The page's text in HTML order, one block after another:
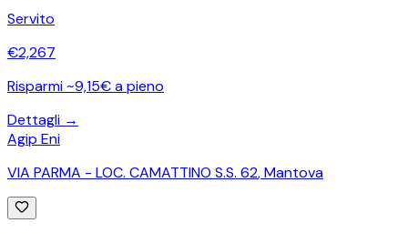
Servito
€2,267
Risparmi ~9,15€ a pieno
Dettagli →
Agip Eni
VIA PARMA - LOC. CAMATTINO S.S. 62,Mantova